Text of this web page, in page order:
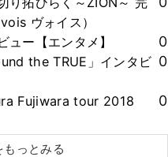
ヴォイス）
ュー【エンタメ】
0
the TRUE」インタビ 0
Fujiwara tour 2018
0
っとみる